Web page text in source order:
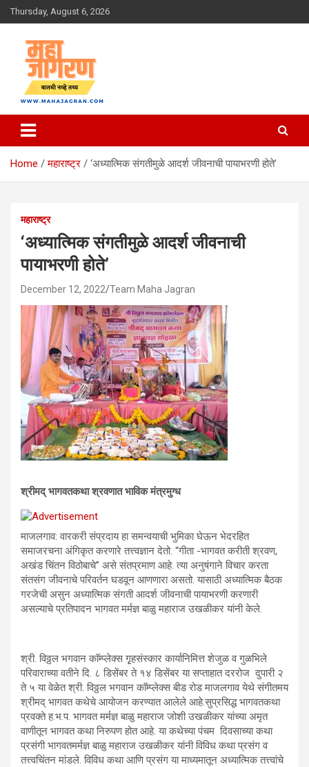
Skip
to
Thursday, August 6, 2026
महा जागरण
Home महाराष्ट्र ‘अध्यात्मिक संगतीमुळे आदर्श जीवनाची पायाभरणी होते’
महाराष्ट्र
‘अध्यात्मिक संगतीमुळे आदर्श जीवनाची
पायाभरणी होते’
December 12, 2022 Team Maha Jagran
श्रीमद् भागवतकथा श्रवणात भाविक मंत्रमुग्ध
माजलगाव: वारकरी संप्रदाय हा समन्वयाची भुमिका घेऊन भेदरहित
समाजरचना अंगिकृत करणारे तत्त्वज्ञान देतो. “गीता -भागवत करीती श्रवण,
अखंड चिंतन विठोबाचे” असे संतप्रमाण आहे. त्या अनुषंगाने विचार करता
संतसंग जीवनाचे परिवर्तन घडवून आणणारा असतो. यासाठी अध्यात्मिक बैठक
गरजेची असुन अध्यात्मिक संगती आदर्श जीवनाची पायाभरणी करणारी
असल्याचे प्रतिपादन भागवत मर्मज्ञ बाळु महाराज उखळीकर यांनी केले.
श्री. विठ्ठल भगवान काॅम्प्लेक्स गृृहसंस्कार कार्यानिमित्त शेजुळ व गुळभिले
परिवाराच्या वतीने दि. ८ डिसेंबर ते १४ डिसेंबर या सप्ताहात दररोज दुपारी २
ते ५ या वेळेत श्री. विठ्ठल भगवान काॅम्प्लेक्स बीड रोड माजलगाव येथे संगीतमय
श्रीमद् भागवत कथेचे आयोजन करण्यात आलेले आहे.सुप्रसिद्ध भागवतकथा
प्रवक्ते ह.भ.प. भागवत मर्मज्ञ बाळु महाराज जोशी उखळीकर यांच्या अमृत
वाणीतून भागवत कथा निरुपण होत आहे. या कथेच्या पंचम दिवसाच्या कथा
प्रसंगी भागवतमर्मज्ञ बाळु महाराज उखळीकर यांनी विविध कथा प्रसंग व
तत्त्वचिंतन मांडले. विविध कथा आणि प्रसंग या माध्यमातून अध्यात्मिक तत्त्वांचे